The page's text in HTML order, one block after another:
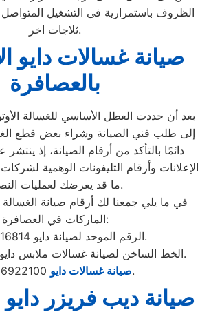
الظروف باستمرارية فى التشغيل
ثلاجات اخر.
صيانة غسالات دايو
بالعصافرة
بعد أن حددت العطل الأساسي للغسالة
إلى طلب فني الصيانة وشراء بعض قطع
دائمًا بالتأكد من أرقام الصيانة، إذ
الإعلانات وأرقام التليفونات الوهمية
ما قد يعرضك لعمليات النصب.
في ما يلي جمعنا لك أرقام صيانة الغسالة
الماركات في العصافرة:
الرقم الموحد لصيانة دايو 01010916814.
الخط الساخن لصيانة غسالات ملابس دايو 01210999852.
صيانة غسالات دايو01096922100.
صيانة ديب فريزر